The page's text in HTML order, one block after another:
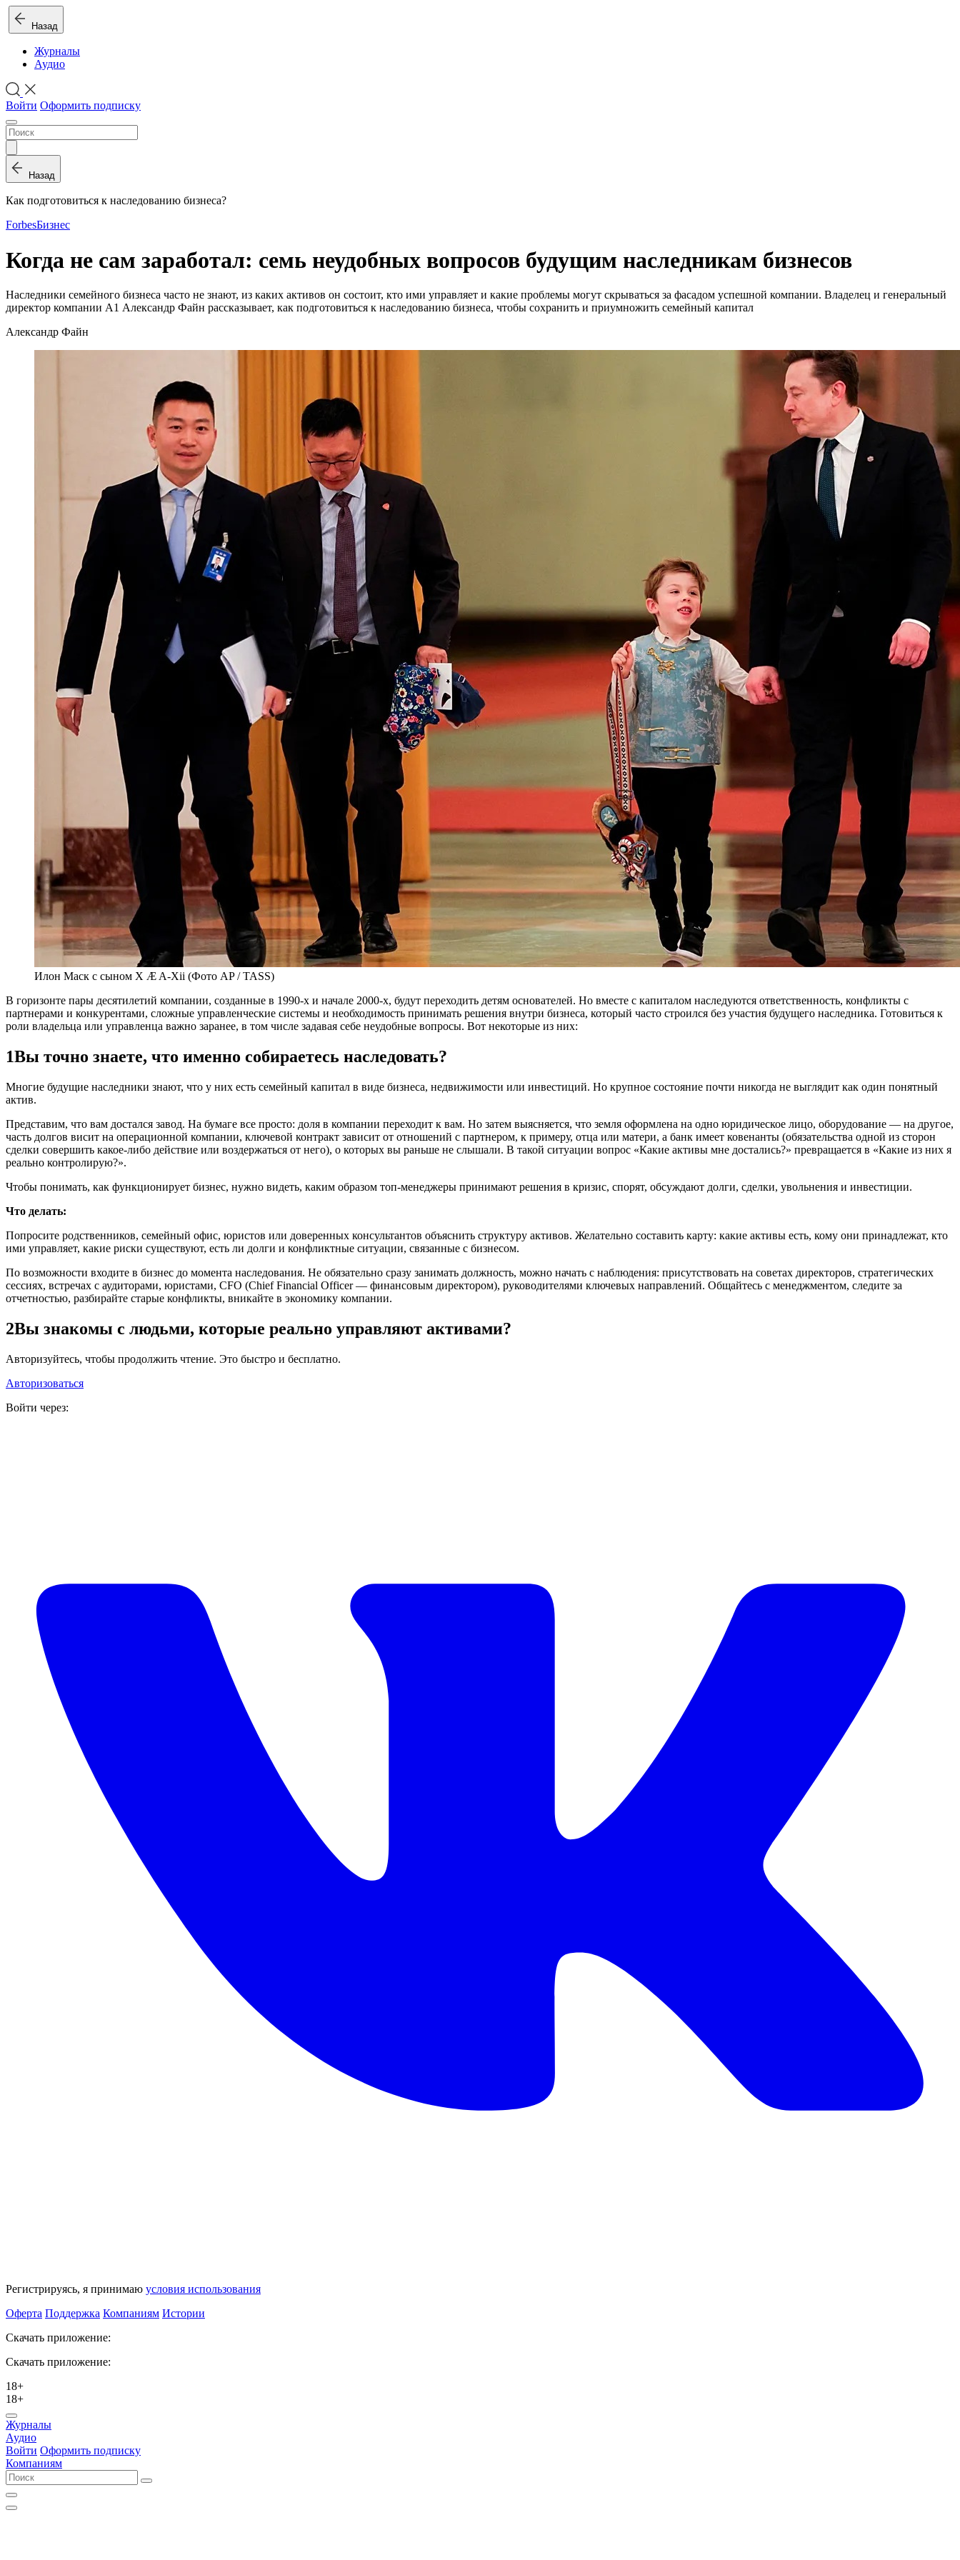
Назад
Журналы
Аудио
Войти Оформить подписку
Назад
Как подготовиться к наследованию бизнеса?
ForbesБизнес
Когда не сам заработал: семь неудобных вопросов будущим наследникам бизнесов
Наследники семейного бизнеса часто не знают, из каких активов он состоит, кто ими управляет и какие проблемы могут скрываться за фасадом успешной компании. Владелец и генеральный
директор компании А1 Александр Файн рассказывает, как подготовиться к наследованию бизнеса, чтобы сохранить и приумножить семейный капитал
Александр Файн
Илон Маск с сыном X Æ A-Xii (Фото AP / TASS)
В горизонте пары десятилетий компании, созданные в 1990-х и начале 2000-х, будут переходить детям основателей. Но вместе с капиталом наследуются ответственность, конфликты с
партнерами и конкурентами, сложные управленческие системы и необходимость принимать решения внутри бизнеса, который часто строился без участия будущего наследника. Готовиться к
роли владельца или управленца важно заранее, в том числе задавая себе неудобные вопросы. Вот некоторые из них:
1Вы точно знаете, что именно собираетесь наследовать?
Многие будущие наследники знают, что у них есть семейный капитал в виде бизнеса, недвижимости или инвестиций. Но крупное состояние почти никогда не выглядит как один понятный
актив.
Представим, что вам достался завод. На бумаге все просто: доля в компании переходит к вам. Но затем выясняется, что земля оформлена на одно юридическое лицо, оборудование — на другое,
часть долгов висит на операционной компании, ключевой контракт зависит от отношений с партнером, к примеру, отца или матери, а банк имеет ковенанты (обязательства одной из сторон
сделки совершить какое‑либо действие или воздержаться от него), о которых вы раньше не слышали. В такой ситуации вопрос «Какие активы мне достались?» превращается в «Какие из них я
реально контролирую?».
Чтобы понимать, как функционирует бизнес, нужно видеть, каким образом топ-менеджеры принимают решения в кризис, спорят, обсуждают долги, сделки, увольнения и инвестиции.
Что делать:
Попросите родственников, семейный офис, юристов или доверенных консультантов объяснить структуру активов. Желательно составить карту: какие активы есть, кому они принадлежат, кто
ими управляет, какие риски существуют, есть ли долги и конфликтные ситуации, связанные с бизнесом.
По возможности входите в бизнес до момента наследования. Не обязательно сразу занимать должность, можно начать с наблюдения: присутствовать на советах директоров, стратегических
сессиях, встречах с аудиторами, юристами, CFO (Chief Financial Officer — финансовым директором), руководителями ключевых направлений. Общайтесь с менеджментом, следите за
отчетностью, разбирайте старые конфликты, вникайте в экономику компании.
2Вы знакомы с людьми, которые реально управляют активами?
Авторизуйтесь, чтобы продолжить чтение. Это быстро и бесплатно.
Авторизоваться
Войти через:
Регистрируясь, я принимаю условия использования
Оферта Поддержка Компаниям Истории
Скачать приложение:
Скачать приложение:
18+
18+
Журналы
Аудио
Войти Оформить подписку
Компаниям